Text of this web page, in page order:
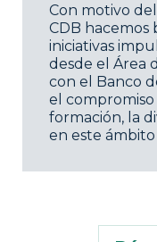
Con motivo
CDB hacemos
iniciativas
desde el Área
con el Banco
el compromiso
formación, la
en este